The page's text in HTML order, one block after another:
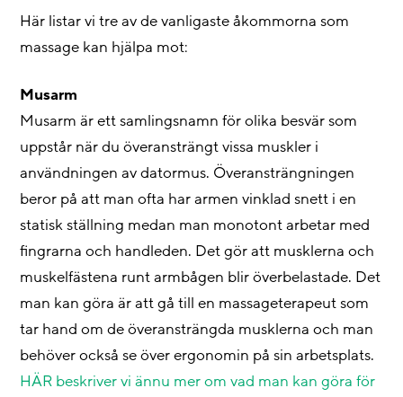
Här listar vi tre av de vanligaste åkommorna som
massage kan hjälpa mot:
Musarm
Musarm är ett samlingsnamn för olika besvär som
uppstår när du överansträngt vissa muskler i
användningen av datormus. Överansträngningen
beror på att man ofta har armen vinklad snett i en
statisk ställning medan man monotont arbetar med
fingrarna och handleden. Det gör att musklerna och
muskelfästena runt armbågen blir överbelastade. Det
man kan göra är att gå till en massageterapeut som
tar hand om de överansträngda musklerna och man
behöver också se över ergonomin på sin arbetsplats.
HÄR beskriver vi ännu mer om vad man kan göra för